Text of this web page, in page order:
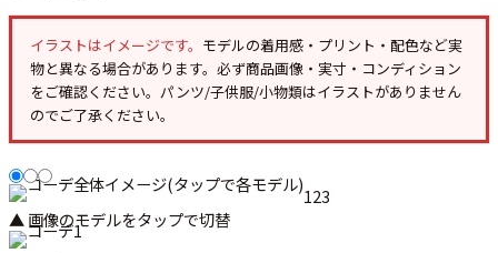
イラストはイメージです。 モデルの着用感・プリント・配色など実
物と異なる場合があります。必ず商品画像・実寸・コンディション
をご確認ください。パンツ/子供服/小物類はイラストがありません
のでご了承ください。
123
▲ 画像のモデルをタップで切替